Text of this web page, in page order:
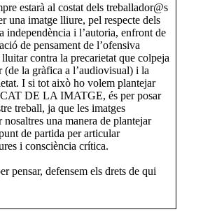
estarà al costat dels treballador@s
una imatge lliure, pel respecte dels
independència i l’autoria, enfront de
de pensament de l’ofensiva
contra la precarietat que colpeja
(de la gràfica a l’audiovisual) i la
I si tot això ho volem plantejar
DE LA IMATGE, és per posar
treball, ja que les imatges
una manera de plantejar
de partida per articular
i consciència crítica.
pensar, defensem els drets de qui